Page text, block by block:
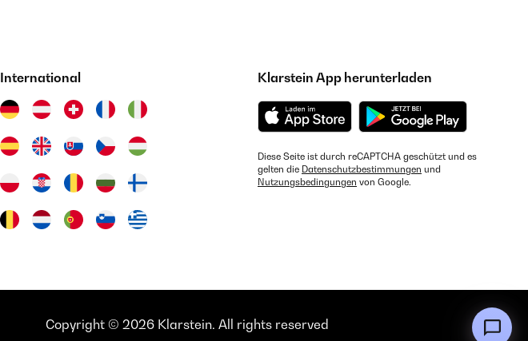
International Klarstein App herunterladen
Diese Seite ist durch reCAPTCHA geschützt und es
gelten die Datenschutzbestimmungen und
Nutzungsbedingungen von Google.
Copyright © 2026 Klarstein. All rights reserved